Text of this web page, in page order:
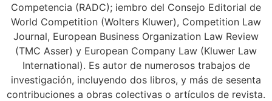
Competencia (RADC); iembro del Consejo Editorial de
World Competition (Wolters Kluwer), Competition Law
Journal, European Business Organization Law Review
(TMC Asser) y European Company Law (Kluwer Law
International). Es autor de numerosos trabajos de
investigación, incluyendo dos libros, y más de sesenta
contribuciones a obras colectivas o artículos de revista.